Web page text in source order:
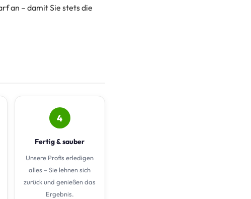
an – damit Sie stets die
4
Fertig & sauber
Unsere Profis erledigen
alles – Sie lehnen sich
zurück und genießen das
Ergebnis.